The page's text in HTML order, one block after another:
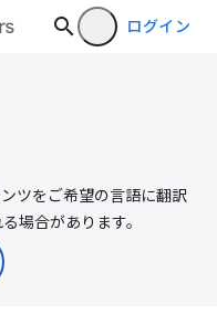
ログイン
ツをご希望の言語に翻訳
場合があります。